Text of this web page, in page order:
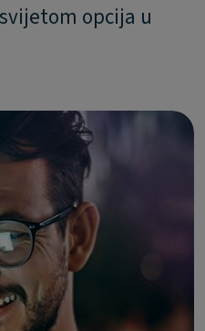
opcija u